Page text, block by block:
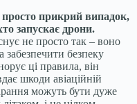
прикрий випадок,
запускає дрони.
не просто так – воно
безпеку
ці правила, він
шкоди авіаційній
можуть бути дуже